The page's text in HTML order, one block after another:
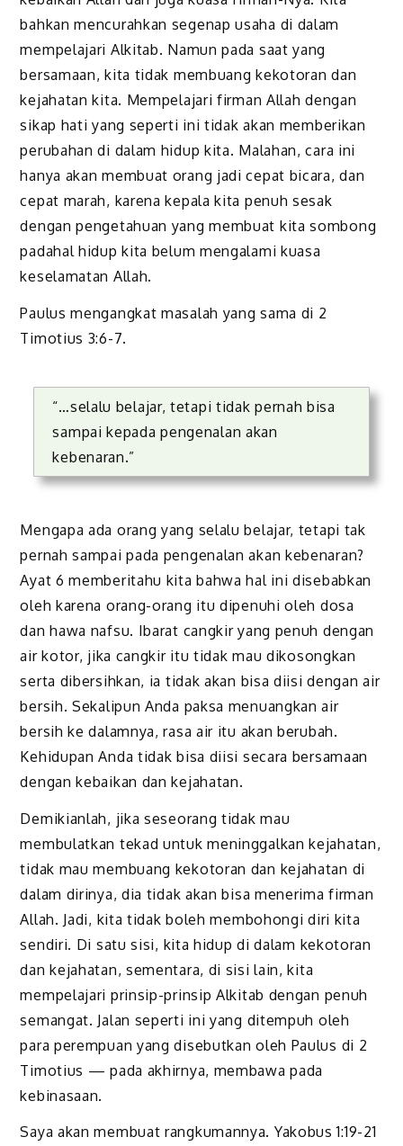
bahkan mencurahkan segenap usaha di dalam
mempelajari Alkitab. Namun pada saat yang
bersamaan, kita tidak membuang kekotoran dan
kejahatan kita. Mempelajari firman Allah dengan
sikap hati yang seperti ini tidak akan memberikan
perubahan di dalam hidup kita. Malahan, cara ini
hanya akan membuat orang jadi cepat bicara, dan
cepat marah, karena kepala kita penuh sesak
dengan pengetahuan yang membuat kita sombong
padahal hidup kita belum mengalami kuasa
keselamatan Allah.
Paulus mengangkat masalah yang sama di 2
Timotius 3:6-7.
“…selalu belajar, tetapi tidak pernah bisa
sampai kepada pengenalan akan
kebenaran.”
Mengapa ada orang yang selalu belajar, tetapi tak
pernah sampai pada pengenalan akan kebenaran?
Ayat 6 memberitahu kita bahwa hal ini disebabkan
oleh karena orang-orang itu dipenuhi oleh dosa
dan hawa nafsu. Ibarat cangkir yang penuh dengan
air kotor, jika cangkir itu tidak mau dikosongkan
serta dibersihkan, ia tidak akan bisa diisi dengan air
bersih. Sekalipun Anda paksa menuangkan air
bersih ke dalamnya, rasa air itu akan berubah.
Kehidupan Anda tidak bisa diisi secara bersamaan
dengan kebaikan dan kejahatan.
Demikianlah, jika seseorang tidak mau
membulatkan tekad untuk meninggalkan kejahatan,
tidak mau membuang kekotoran dan kejahatan di
dalam dirinya, dia tidak akan bisa menerima firman
Allah. Jadi, kita tidak boleh membohongi diri kita
sendiri. Di satu sisi, kita hidup di dalam kekotoran
dan kejahatan, sementara, di sisi lain, kita
mempelajari prinsip-prinsip Alkitab dengan penuh
semangat. Jalan seperti ini yang ditempuh oleh
para perempuan yang disebutkan oleh Paulus di 2
Timotius — pada akhirnya, membawa pada
kebinasaan.
Saya akan membuat rangkumannya. Yakobus 1:19-21